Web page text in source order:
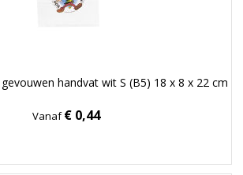
handvat wit S (B5) 18 x 8 x 22 cm
Vanaf€ 0,44